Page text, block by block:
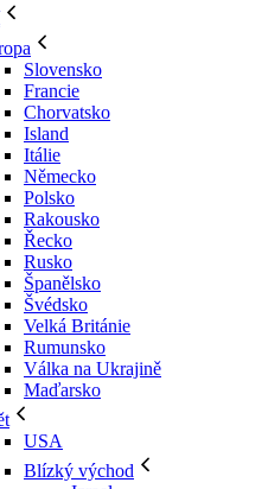
Slovensko
Francie
Chorvatsko
Island
Itálie
Německo
Polsko
Rakousko
Řecko
Rusko
Španělsko
Švédsko
Velká Británie
Rumunsko
Válka na Ukrajině
Maďarsko
USA
Blízký východ